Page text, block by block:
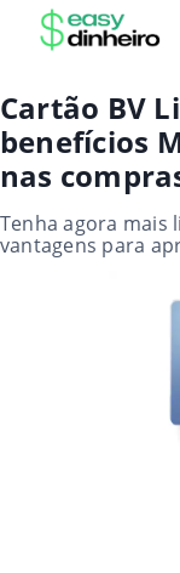
Cartão BV
benefícios
nas
Tenha agora mais
vantagens para